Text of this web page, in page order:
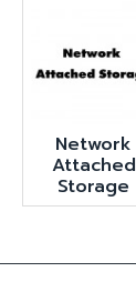
Network
Attached
Storage